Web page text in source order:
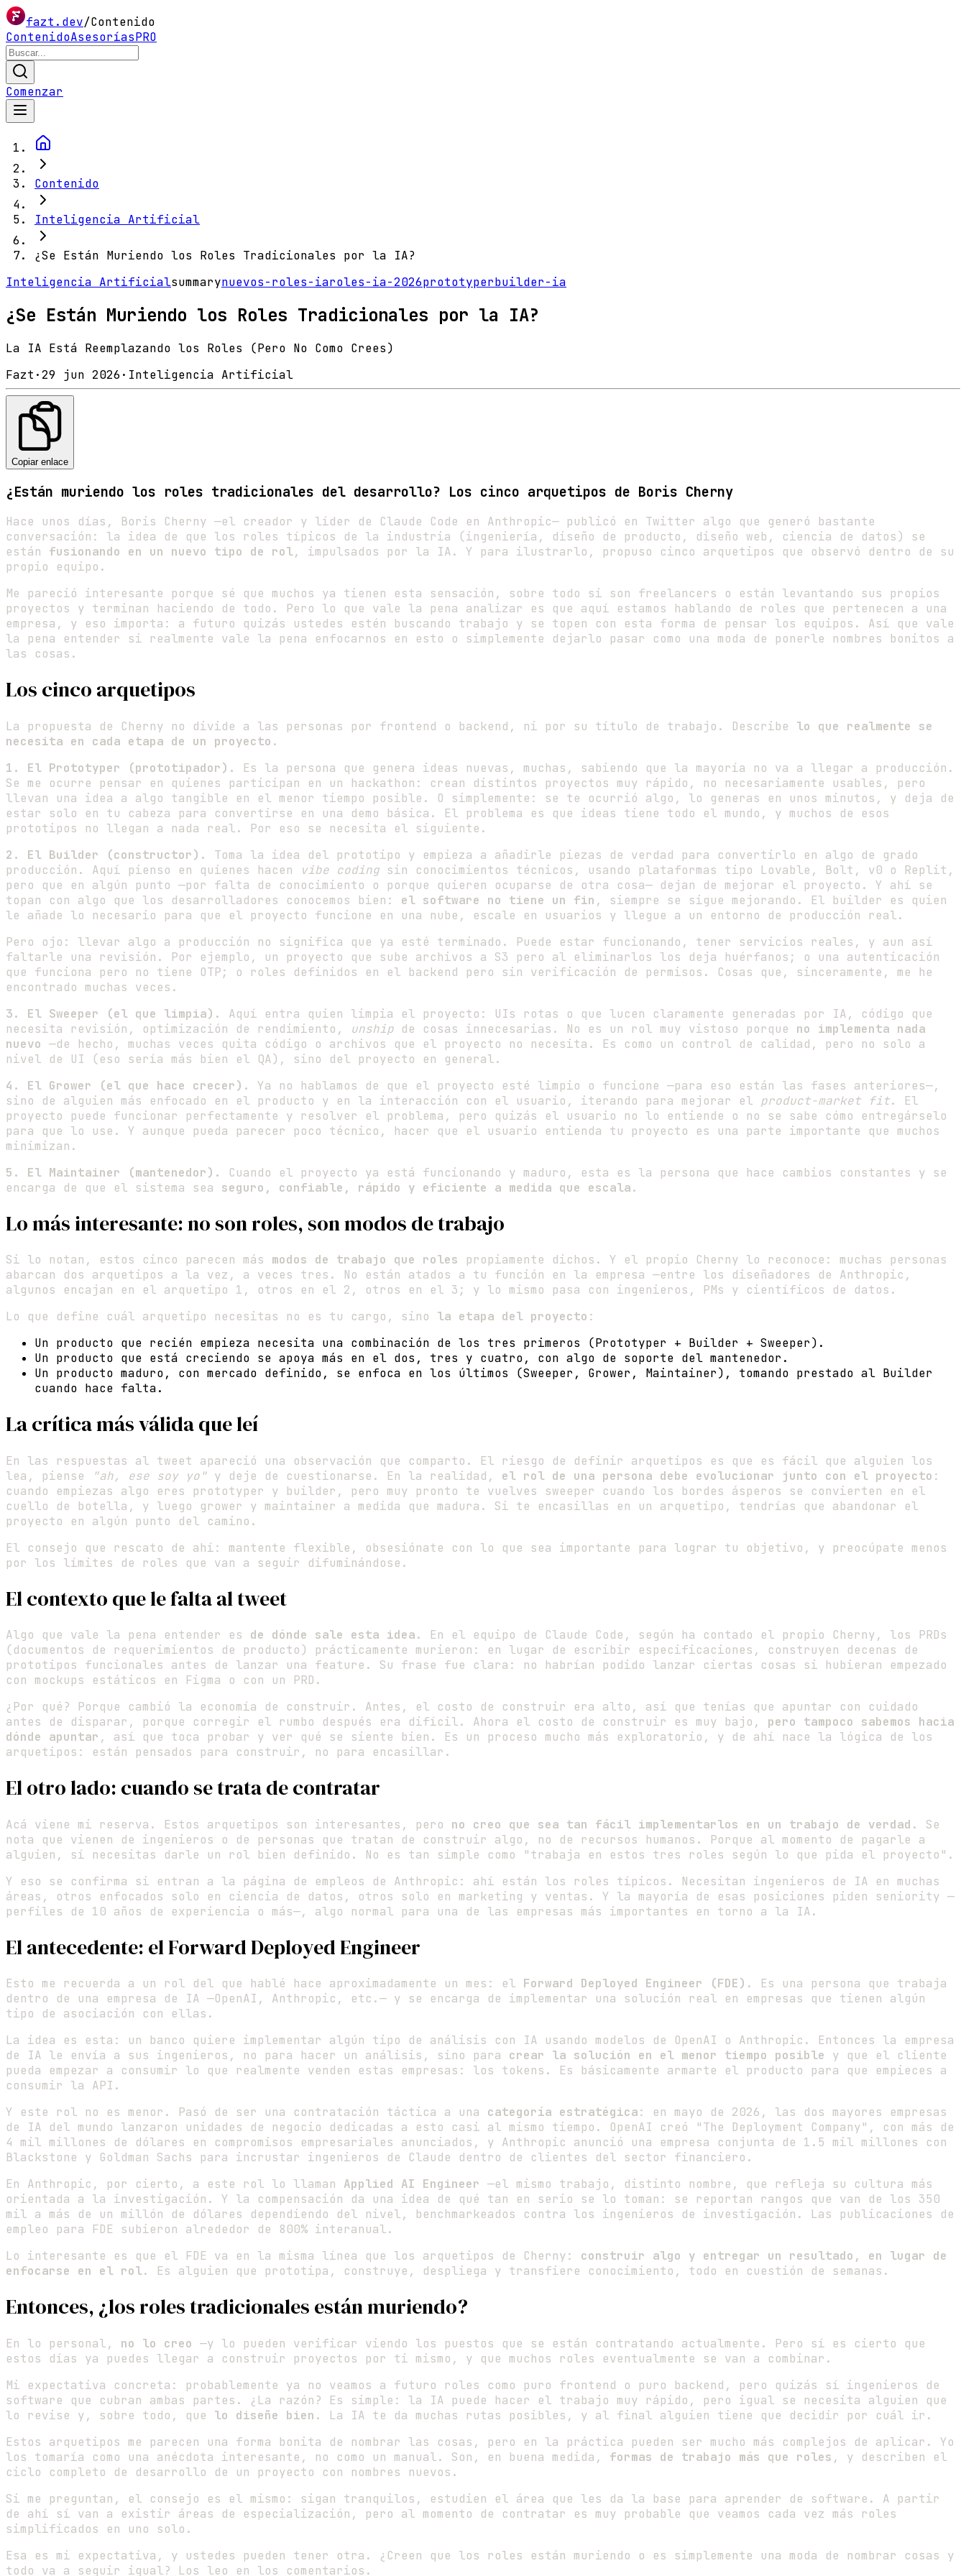
fazt.dev/Contenido
ContenidoAsesoríasPRO
Comenzar
Contenido
Inteligencia Artificial
¿Se Están Muriendo los Roles Tradicionales por la IA?
Inteligencia Artificialsummarynuevos-roles-iaroles-ia-2026prototyperbuilder-ia
¿Se Están Muriendo los Roles Tradicionales por la IA?
La IA Está Reemplazando los Roles (Pero No Como Crees)
Fazt ·29 jun 2026· Inteligencia Artificial
Copiar enlace
¿Están muriendo los roles tradicionales del desarrollo? Los cinco arquetipos de Boris Cherny
Hace unos días, Boris Cherny —el creador y líder de Claude Code en Anthropic— publicó en Twitter algo que generó bastante
conversación: la idea de que los roles típicos de la industria (ingeniería, diseño de producto, diseño web, ciencia de datos) se
están fusionando en un nuevo tipo de rol, impulsados por la IA. Y para ilustrarlo, propuso cinco arquetipos que observó dentro de su
propio equipo.
Me pareció interesante porque sé que muchos ya tienen esta sensación, sobre todo si son freelancers o están levantando sus propios
proyectos y terminan haciendo de todo. Pero lo que vale la pena analizar es que aquí estamos hablando de roles que pertenecen a una
empresa, y eso importa: a futuro quizás ustedes estén buscando trabajo y se topen con esta forma de pensar los equipos. Así que vale
la pena entender si realmente vale la pena enfocarnos en esto o simplemente dejarlo pasar como una moda de ponerle nombres bonitos a
las cosas.
Los cinco arquetipos
La propuesta de Cherny no divide a las personas por frontend o backend, ni por su título de trabajo. Describe lo que realmente se
necesita en cada etapa de un proyecto .
1. El Prototyper (prototipador).
Es la persona que genera ideas nuevas, muchas, sabiendo que la mayoría no va a llegar a producción.
Se me ocurre pensar en quienes participan en un hackathon: crean distintos proyectos muy rápido, no necesariamente usables, pero
llevan una idea a algo tangible en el menor tiempo posible. O simplemente: se te ocurrió algo, lo generas en unos minutos, y deja de
estar solo en tu cabeza para convertirse en una demo básica. El problema es que ideas tiene todo el mundo, y muchos de esos
prototipos no llegan a nada real. Por eso se necesita el siguiente.
2. El Builder (constructor).
Toma la idea del prototipo y empieza a añadirle piezas de verdad para convertirlo en algo de grado
producción. Aquí pienso en quienes hacen
vibe coding sin conocimientos técnicos, usando plataformas tipo Lovable, Bolt, v0 o Replit,
pero que en algún punto —por falta de conocimiento o porque quieren ocuparse de otra cosa— dejan de mejorar el proyecto. Y ahí se
topan con algo que los desarrolladores conocemos bien: el software no tiene un fin , siempre se sigue mejorando. El builder es quien
le añade lo necesario para que el proyecto funcione en una nube, escale en usuarios y llegue a un entorno de producción real.
Pero ojo: llevar algo a producción no significa que ya esté terminado. Puede estar funcionando, tener servicios reales, y aun así
faltarle una revisión. Por ejemplo, un proyecto que sube archivos a S3 pero al eliminarlos los deja huérfanos; o una autenticación
que funciona pero no tiene OTP; o roles definidos en el backend pero sin verificación de permisos. Cosas que, sinceramente, me he
encontrado muchas veces.
3. El Sweeper (el que limpia).
Aquí entra quien limpia el proyecto: UIs rotas o que lucen claramente generadas por IA, código que
necesita revisión, optimización de rendimiento, unship de cosas innecesarias. No es un rol muy vistoso porque no implementa nada
nuevo —de hecho, muchas veces quita código o archivos que el proyecto no necesita. Es como un control de calidad, pero no solo a
nivel de UI (eso sería más bien el QA), sino del proyecto en general.
4. El Grower (el que hace crecer).
Ya no hablamos de que el proyecto esté limpio o funcione —para eso están las fases anteriores—,
sino de alguien más enfocado en el producto y en la interacción con el usuario, iterando para mejorar el product-market fit. El
proyecto puede funcionar perfectamente y resolver el problema, pero quizás el usuario no lo entiende o no se sabe cómo entregárselo
para que lo use. Y aunque pueda parecer poco técnico, hacer que el usuario entienda tu proyecto es una parte importante que muchos
minimizan.
5. El Maintainer (mantenedor).
Cuando el proyecto ya está funcionando y maduro, esta es la persona que hace cambios constantes y se
encarga de que el sistema sea seguro, confiable, rápido y eficiente a medida que escala.
Lo más interesante: no son roles, son modos de trabajo
Si lo notan, estos cinco parecen más modos de trabajo que roles propiamente dichos. Y el propio Cherny lo reconoce: muchas personas
abarcan dos arquetipos a la vez, a veces tres. No están atados a tu función en la empresa —entre los diseñadores de Anthropic,
algunos encajan en el arquetipo 1, otros en el 2, otros en el 3; y lo mismo pasa con ingenieros, PMs y científicos de datos.
Lo que define cuál arquetipo necesitas no es tu cargo, sino la etapa del proyecto :
Un producto que recién empieza necesita una combinación de los tres primeros (Prototyper + Builder + Sweeper).
Un producto que está creciendo se apoya más en el dos, tres y cuatro, con algo de soporte del mantenedor.
Un producto maduro, con mercado definido, se enfoca en los últimos (Sweeper, Grower, Maintainer), tomando prestado al Builder
cuando hace falta.
La crítica más válida que leí
En las respuestas al tweet apareció una observación que comparto. El riesgo de definir arquetipos es que es fácil que alguien los
lea, piense
"ah, ese soy yo" y deje de cuestionarse. En la realidad, el rol de una persona debe evolucionar junto con el proyecto :
cuando empiezas algo eres prototyper y builder, pero muy pronto te vuelves sweeper cuando los bordes ásperos se convierten en el
cuello de botella, y luego grower y maintainer a medida que madura. Si te encasillas en un arquetipo, tendrías que abandonar el
proyecto en algún punto del camino.
El consejo que rescato de ahí: mantente flexible, obsesiónate con lo que sea importante para lograr tu objetivo, y preocúpate menos
por los límites de roles que van a seguir difuminándose.
El contexto que le falta al tweet
Algo que vale la pena entender es de dónde sale esta idea. En el equipo de Claude Code, según ha contado el propio Cherny, los PRDs
(documentos de requerimientos de producto) prácticamente murieron: en lugar de escribir especificaciones, construyen decenas de
prototipos funcionales antes de lanzar una feature. Su frase fue clara: no habrían podido lanzar ciertas cosas si hubieran empezado
con mockups estáticos en Figma o con un PRD.
¿Por qué? Porque cambió la economía de construir. Antes, el costo de construir era alto, así que tenías que apuntar con cuidado
antes de disparar, porque corregir el rumbo después era difícil. Ahora el costo de construir es muy bajo, pero tampoco sabemos hacia
dónde apuntar , así que toca probar y ver qué se siente bien. Es un proceso mucho más exploratorio, y de ahí nace la lógica de los
arquetipos: están pensados para construir, no para encasillar.
El otro lado: cuando se trata de contratar
Acá viene mi reserva. Estos arquetipos son interesantes, pero no creo que sea tan fácil implementarlos en un trabajo de verdad . Se
nota que vienen de ingenieros o de personas que tratan de construir algo, no de recursos humanos. Porque al momento de pagarle a
alguien, sí necesitas darle un rol bien definido. No es tan simple como "trabaja en estos tres roles según lo que pida el proyecto".
Y eso se confirma si entran a la página de empleos de Anthropic: ahí están los roles típicos. Necesitan ingenieros de IA en muchas
áreas, otros enfocados solo en ciencia de datos, otros solo en marketing y ventas. Y la mayoría de esas posiciones piden seniority —
perfiles de 10 años de experiencia o más—, algo normal para una de las empresas más importantes en torno a la IA.
El antecedente: el Forward Deployed Engineer
Esto me recuerda a un rol del que hablé hace aproximadamente un mes: el Forward Deployed Engineer (FDE) . Es una persona que trabaja
dentro de una empresa de IA —OpenAI, Anthropic, etc.— y se encarga de implementar una solución real en empresas que tienen algún
tipo de asociación con ellas.
La idea es esta: un banco quiere implementar algún tipo de análisis con IA usando modelos de OpenAI o Anthropic. Entonces la empresa
de IA le envía a sus ingenieros, no para hacer un análisis, sino para crear la solución en el menor tiempo posible y que el cliente
pueda empezar a consumir lo que realmente venden estas empresas: los tokens. Es básicamente armarte el producto para que empieces a
consumir la API.
Y este rol no es menor. Pasó de ser una contratación táctica a una categoría estratégica: en mayo de 2026, las dos mayores empresas
de IA del mundo lanzaron unidades de negocio dedicadas a esto casi al mismo tiempo. OpenAI creó "The Deployment Company", con más de
4 mil millones de dólares en compromisos empresariales anunciados, y Anthropic anunció una empresa conjunta de 1.5 mil millones con
Blackstone y Goldman Sachs para incrustar ingenieros de Claude dentro de clientes del sector financiero.
En Anthropic, por cierto, a este rol lo llaman Applied AI Engineer —el mismo trabajo, distinto nombre, que refleja su cultura más
orientada a la investigación. Y la compensación da una idea de qué tan en serio se lo toman: se reportan rangos que van de los 350
mil a más de un millón de dólares dependiendo del nivel, benchmarkeados contra los ingenieros de investigación. Las publicaciones de
empleo para FDE subieron alrededor de 800% interanual.
Lo interesante es que el FDE va en la misma línea que los arquetipos de Cherny: construir algo y entregar un resultado, en lugar de
enfocarse en el rol. Es alguien que prototipa, construye, despliega y transfiere conocimiento, todo en cuestión de semanas.
Entonces, ¿los roles tradicionales están muriendo?
En lo personal, no lo creo —y lo pueden verificar viendo los puestos que se están contratando actualmente. Pero sí es cierto que
estos días ya puedes llegar a construir proyectos por ti mismo, y que muchos roles eventualmente se van a combinar.
Mi expectativa concreta: probablemente ya no veamos a futuro roles como puro frontend o puro backend, pero quizás sí ingenieros de
software que cubran ambas partes. ¿La razón? Es simple: la IA puede hacer el trabajo muy rápido, pero igual se necesita alguien que
lo revise y, sobre todo, que lo diseñe bien . La IA te da muchas rutas posibles, y al final alguien tiene que decidir por cuál ir.
Estos arquetipos me parecen una forma bonita de nombrar las cosas, pero en la práctica pueden ser mucho más complejos de aplicar. Yo
los tomaría como una anécdota interesante, no como un manual. Son, en buena medida, formas de trabajo más que roles , y describen el
ciclo completo de desarrollo de un proyecto con nombres nuevos.
Si me preguntan, el consejo es el mismo: sigan tranquilos, estudien el área que les da la base para aprender de software. A partir
de ahí sí van a existir áreas de especialización, pero al momento de contratar es muy probable que veamos cada vez más roles
simplificados en uno solo.
Esa es mi expectativa, y ustedes pueden tener otra. ¿Creen que los roles están muriendo o es simplemente una moda de nombrar cosas y
todo va a seguir igual? Los leo en los comentarios.